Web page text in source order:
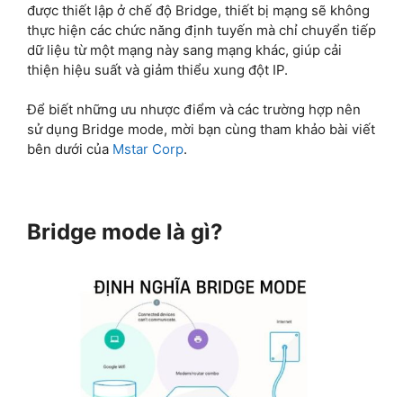
được thiết lập ở chế độ Bridge, thiết bị mạng sẽ không
thực hiện các chức năng định tuyến mà chỉ chuyển tiếp
dữ liệu từ một mạng này sang mạng khác, giúp cải
thiện hiệu suất và giảm thiểu xung đột IP.
Để biết những ưu nhược điểm và các trường hợp nên
sử dụng Bridge mode, mời bạn cùng tham khảo bài viết
bên dưới của Mstar Corp.
Bridge mode là gì?